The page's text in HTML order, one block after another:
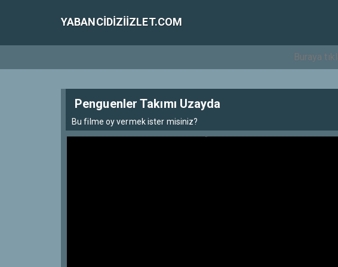
YABANCIDIZIIZLET.COM
Penguenler Takımı Uzayda
Bu filme oy vermek ister misiniz?